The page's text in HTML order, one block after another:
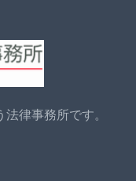
律事務所です。